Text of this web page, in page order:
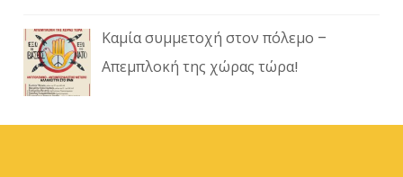
Καμία συμμετοχή στον πόλεμο –
Απεμπλοκή της χώρας τώρα!